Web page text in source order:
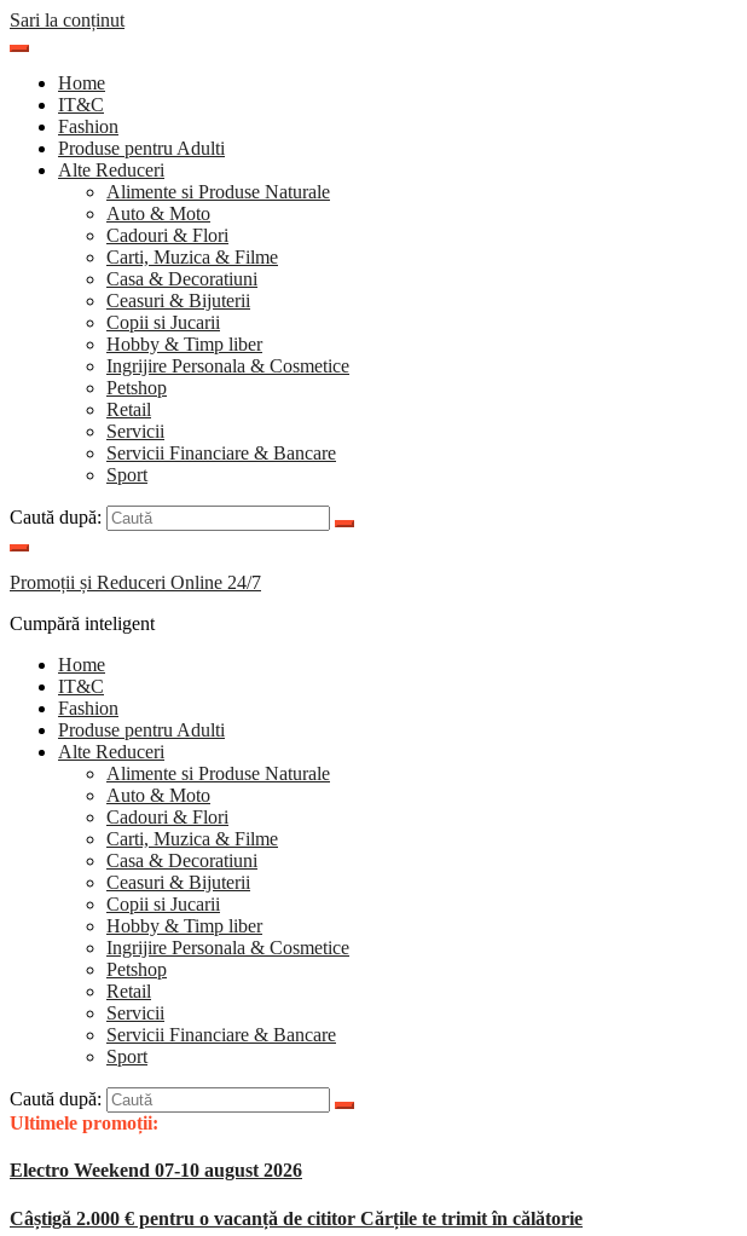
Sari la conținut
Home
IT&C
Fashion
Produse pentru Adulti
Alte Reduceri
Alimente si Produse Naturale
Auto & Moto
Cadouri & Flori
Carti, Muzica & Filme
Casa & Decoratiuni
Ceasuri & Bijuterii
Copii si Jucarii
Hobby & Timp liber
Ingrijire Personala & Cosmetice
Petshop
Retail
Servicii
Servicii Financiare & Bancare
Sport
Caută după:
Promoții și Reduceri Online 24/7
Cumpără inteligent
Home
IT&C
Fashion
Produse pentru Adulti
Alte Reduceri
Alimente si Produse Naturale
Auto & Moto
Cadouri & Flori
Carti, Muzica & Filme
Casa & Decoratiuni
Ceasuri & Bijuterii
Copii si Jucarii
Hobby & Timp liber
Ingrijire Personala & Cosmetice
Petshop
Retail
Servicii
Servicii Financiare & Bancare
Sport
Caută după:
Ultimele promoții:
Electro Weekend 07-10 august 2026
Câștigă 2.000 € pentru o vacanță de cititor Cărțile te trimit în călătorie